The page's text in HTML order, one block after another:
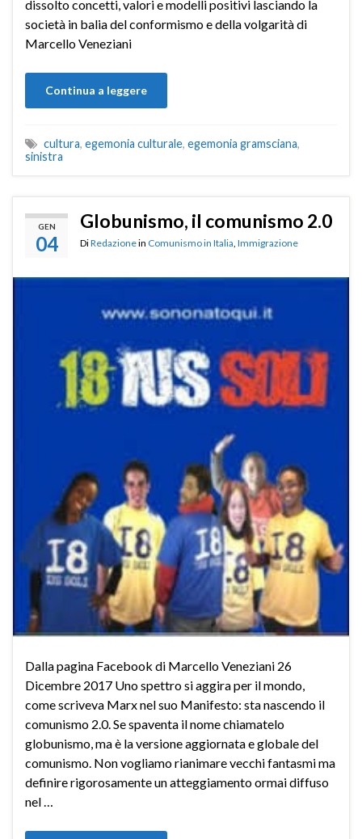
dissolto concetti, valori e modelli positivi lasciando la
società in balia del conformismo e della volgarità di
Marcello Veneziani
Continua a leggere
cultura, egemonia culturale, egemonia gramsciana,
sinistra
GEN
04
Globunismo, il comunismo 2.0
DiRedazionein Comunismo in Italia, Immigrazione
Dalla pagina Facebook di Marcello Veneziani 26
Dicembre 2017 Uno spettro si aggira per il mondo,
come scriveva Marx nel suo Manifesto: sta nascendo il
comunismo 2.0. Se spaventa il nome chiamatelo
globunismo, ma è la versione aggiornata e globale del
comunismo. Non vogliamo rianimare vecchi fantasmi ma
definire rigorosamente un atteggiamento ormai diffuso
nel …